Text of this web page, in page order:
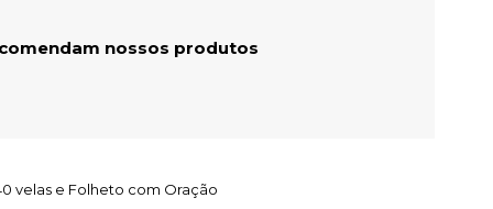
nossos produtos
velas e Folheto com Oração